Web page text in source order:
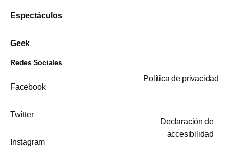
Espectáculos
Geek
Redes Sociales
Facebook
Twitter
Instagram
Política de privacidad
Declaración de
accesibilidad